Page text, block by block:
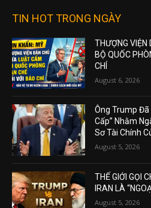
TIN HOT TRONG NGÀY
THƯỢNG
BỘ QUỐC
CHÍ
August 6, 2026
Ông Trump Đã
Cấp” Nhằm
Sơ Tài Chính
August 5, 2026
THẾ GIỚI GỌI
IRAN LÀ
August 5, 2026